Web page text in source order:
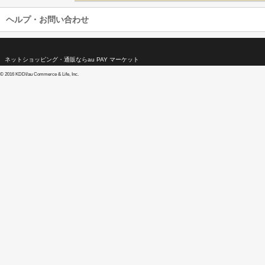
ヘルプ・お問い合わせ
ネットショッピング・通販ならau PAY マーケット
© 2016 KDDI/au Commerce & Life, Inc.